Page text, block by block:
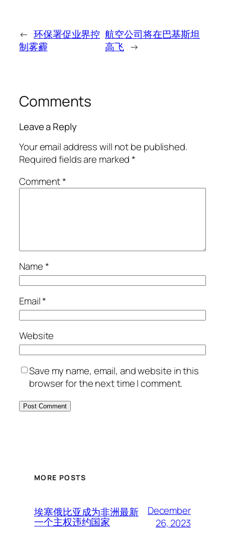
← 环保署促业界控
制雾霾
航空公司将在巴基斯坦
高飞 →
Comments
Leave a Reply
Your email address will not be published.
Required fields are marked*
Comment*
Name*
Email*
Website
Save my name, email, and website in this
browser for the next time I comment.
MORE POSTS
埃塞俄比亚成为非洲最新
一个主权违约国家
December
26, 2023